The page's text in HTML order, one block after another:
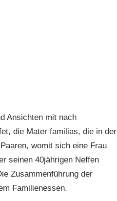
Ansichten mit nach
die Mater familias, die in der
womit sich eine Frau
seinen 40jährigen Neffen
Zusammenführung der
Familienessen.